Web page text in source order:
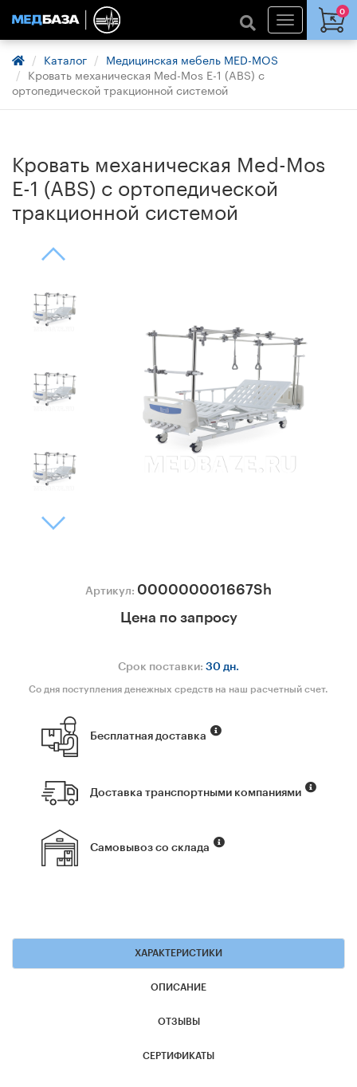
0
Каталог
Медицинская мебель MED-MOS
Кровать механическая Med-Mos Е-1 (ABS) с
ортопедической тракционной системой
Кровать механическая Med-Mos
Е-1 (ABS) с ортопедической
тракционной системой
Артикул: 000000001667Sh
Цена по запросу
Срок поставки: 30 дн.
Со дня поступления денежных средств на наш расчетный счет.
Бесплатная доставка
Доставка транспортными компаниями
Самовывоз со склада
ХАРАКТЕРИСТИКИ
ОПИСАНИЕ
ОТЗЫВЫ
СЕРТИФИКАТЫ